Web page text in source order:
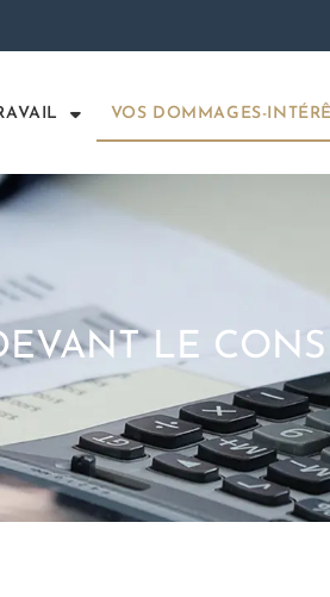
VOS DOMMAGES-
LE